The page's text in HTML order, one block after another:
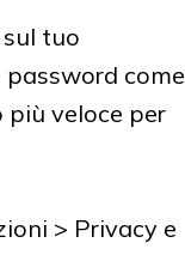
tuo
come
più veloce per
> Privacy e